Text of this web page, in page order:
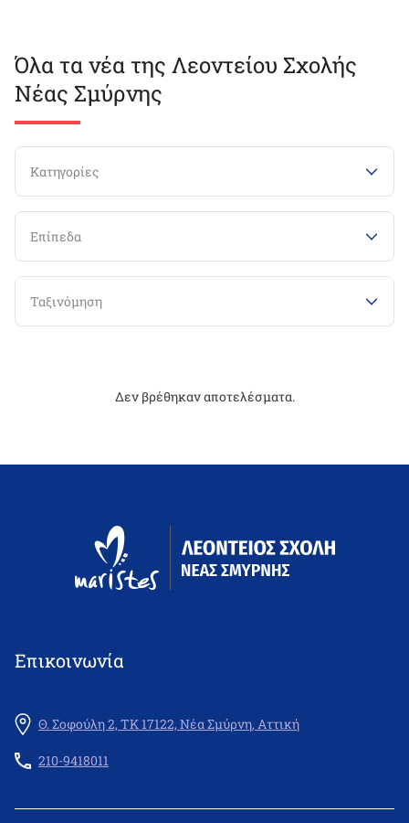
Όλα τα νέα της Λεοντείου Σχολής
Νέας Σμύρνης
Κατηγορίες
Επίπεδα
Ταξινόμηση
Δεν βρέθηκαν αποτελέσματα.
Επικοινωνία
Θ. Σοφούλη 2, ΤΚ 17122, Νέα Σμύρνη, Αττική
210-9418011